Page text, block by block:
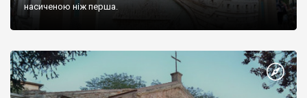
насиченою ніж перша.